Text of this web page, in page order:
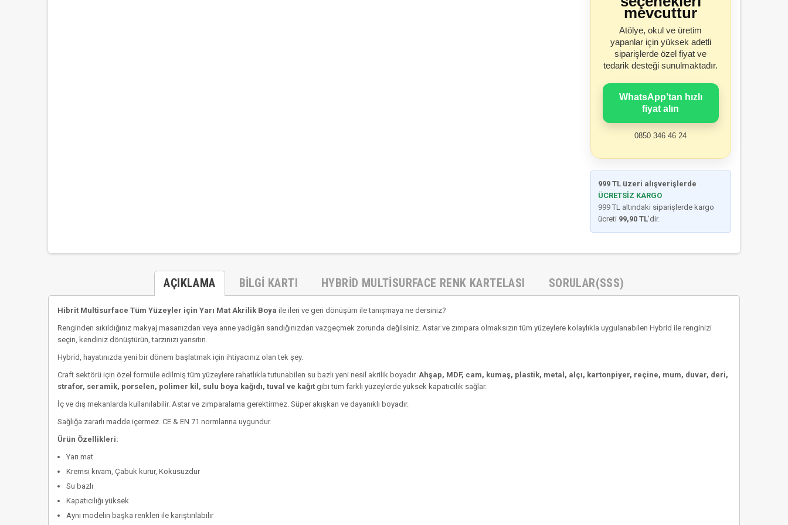
mevcuttur
Atölye, okul ve üretim
yapanlar için yüksek adetli
siparişlerde özel fiyat ve
tedarik desteği sunulmaktadır.
WhatsApp’tan hızlı
fiyat alın
0850 346 46 24
999 TL üzeri alışverişlerde
ÜCRETSİZ KARGO
999 TL altındaki siparişlerde kargo
ücreti 99,90 TL’dir.
AÇIKLAMA BILGI KARTI HYBRID MULTISURFACE RENK KARTELASI SORULAR(SSS)
Hibrit Multisurface Tüm Yüzeyler için Yarı Mat Akrilik Boya ile ileri ve geri dönüşüm ile tanışmaya ne dersiniz?
Renginden sıkıldığınız makyaj masanızdan veya anne yadigârı sandığınızdan vazgeçmek zorunda değilsiniz. Astar ve zımpara olmaksızın tüm yüzeylere kolaylıkla uygulanabilen Hybrid ile renginizi
seçin, kendiniz dönüştürün, tarzınızı yansıtın.
Hybrid, hayatınızda yeni bir dönem başlatmak için ihtiyacınız olan tek şey.
Craft sektörü için özel formüle edilmiş tüm yüzeylere rahatlıkla tutunabilen su bazlı yeni nesil akrilik boyadır. Ahşap, MDF, cam, kumaş, plastik, metal, alçı, kartonpiyer, reçine, mum, duvar, deri,
strafor, seramik, porselen, polimer kil, sulu boya kağıdı, tuval ve kağıt gibi tüm farklı yüzeylerde yüksek kapatıcılık sağlar.
İç ve dış mekanlarda kullanılabilir. Astar ve zımparalama gerektirmez. Süper akışkan ve dayanıklı boyadır.
Sağlığa zararlı madde içermez. CE & EN 71 normlarına uygundur.
Ürün Özellikleri:
Yarı mat
Kremsi kıvam, Çabuk kurur, Kokusuzdur
Su bazlı
Kapatıcılığı yüksek
Aynı modelin başka renkleri ile karıştırılabilir